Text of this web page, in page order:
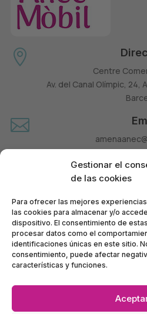
Gestionar el
de las cookies
Para ofrecer las mejores
las cookies para almacenar y/o
dispositivo. El consentimiento de
procesar datos como el
identificaciones únicas en este sitio.
consentimiento, puede afectar
características y funciones.

Centre
Av. del Canal Olímpic,

660